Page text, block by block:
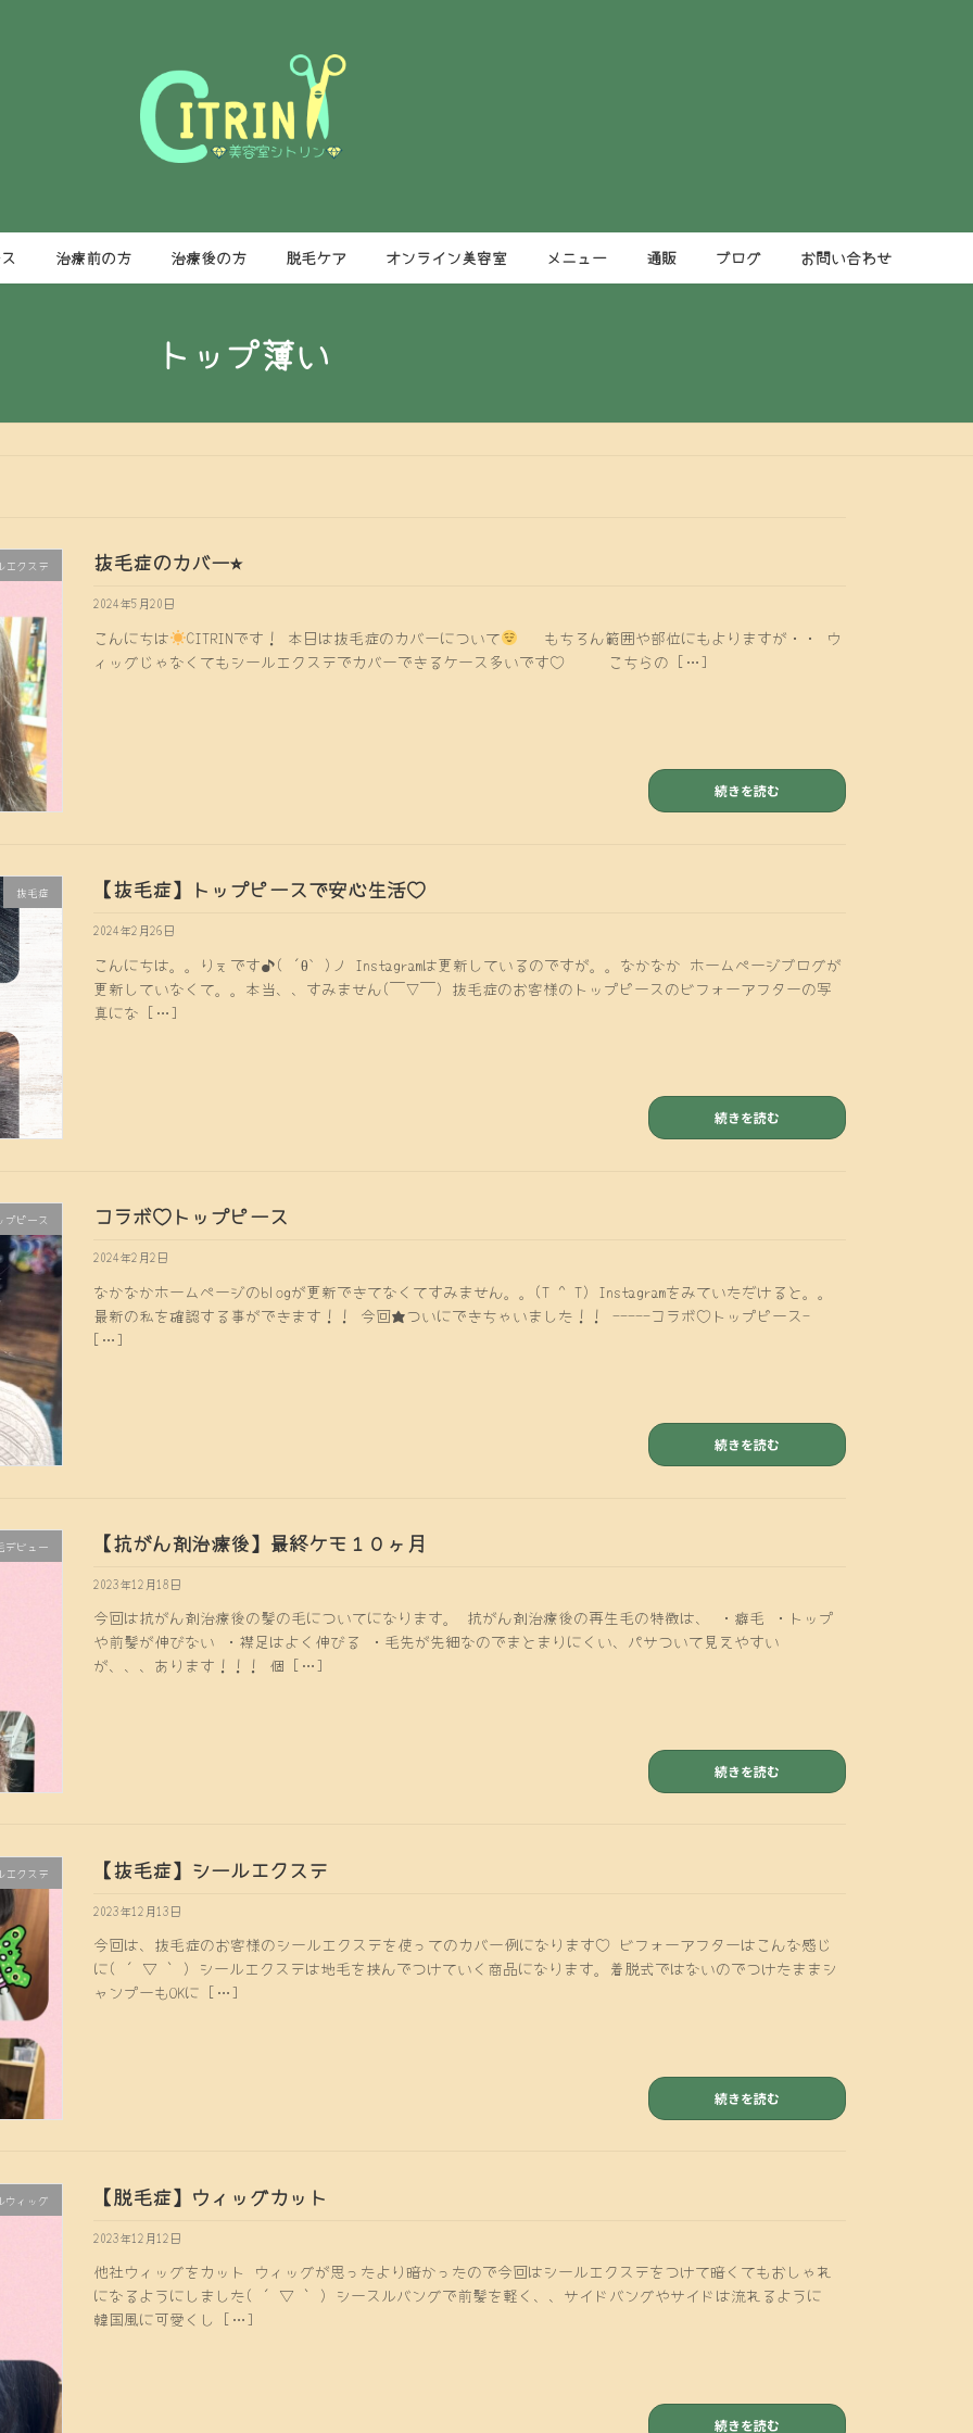
治療前の方 治療後の方 脱毛ケア オンライン美容室 メニュー 通販 ブログ お問い合わせ
トップ薄い
エクステ 抜毛症のカバー⭐︎
2024年5月20日
こんにちは CITRINです！ 本日は抜毛症のカバーについて
もちろん範囲や部位にもよりますが・・ ウ
ィッグじゃなくてもシールエクステでカバーできるケース多いです♡ こちらの […]
続きを読む
抜毛症 【抜毛症】トップピースで安心生活♡
2024年2月26日
こんにちは。。りぇです♪( ´θ｀)ノ Instagramは更新しているのですが。。なかなか ホームページブログが
更新していなくて。。本当、、すみません(￣∇￣) 抜毛症のお客様のトップピースのビフォーアフターの写
真にな […]
続きを読む
プピース コラボ♡トップピース
2024年2月2日
なかなかホームページのblogが更新できてなくてすみません。。(T ^ T) Instagramをみていただけると。。
最新の私を確認する事ができます！！ 今回★ついにできちゃいました！！ -----コラボ♡トップピース-
[…]
続きを読む
ビュー 【抗がん剤治療後】最終ケモ１０ヶ月
2023年12月18日
今回は抗がん剤治療後の髪の毛についてになります。 抗がん剤治療後の再生毛の特徴は、 ・癖毛 ・トップ
や前髪が伸びない ・襟足はよく伸びる ・毛先が先細なのでまとまりにくい、パサついて見えやすい
が、、、あります！！！ 個 […]
続きを読む
エクステ 【抜毛症】シールエクステ
2023年12月13日
今回は、抜毛症のお客様のシールエクステを使ってのカバー例になります♡ ビフォーアフターはこんな感じ
に( ´ ▽ ` ) シールエクステは地毛を挟んでつけていく商品になります。着脱式ではないのでつけたままシ
ャンプーもOKに […]
続きを読む
ウィッグ 【脱毛症】ウィッグカット
2023年12月12日
他社ウィッグをカット ウィッグが思ったより暗かったので今回はシールエクステをつけて暗くてもおしゃれ
になるようにしました( ´ ▽ ` ) シースルバングで前髪を軽く、、サイドバングやサイドは流れるように
韓国風に可愛くし […]
続きを読む